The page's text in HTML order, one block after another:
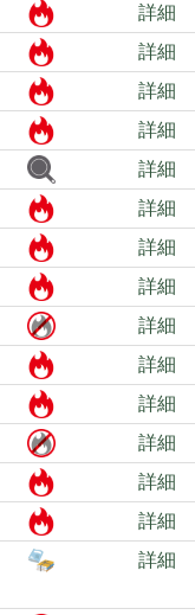
詳細
詳細
詳細
詳細
詳細
詳細
詳細
詳細
詳細
詳細
詳細
詳細
詳細
詳細
詳細